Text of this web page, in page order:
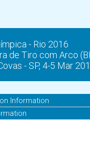
- Rio 2016
de Tiro com Arco
- SP, 4-5 Mar
Information